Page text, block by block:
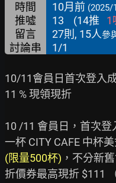
時間 10月前 (2025/
推噓 13 (14推 1
留言
27則, 15人參
討論串 1/1
10/11會員日首次登入
11 % 現領現折
10 /11 會員日，首次登
(限量500杯) ，不分新
折價券最高現折 $111